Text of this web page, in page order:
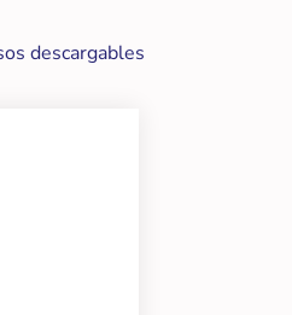
descargables